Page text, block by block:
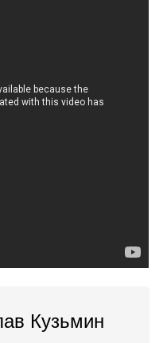
Кузьмин